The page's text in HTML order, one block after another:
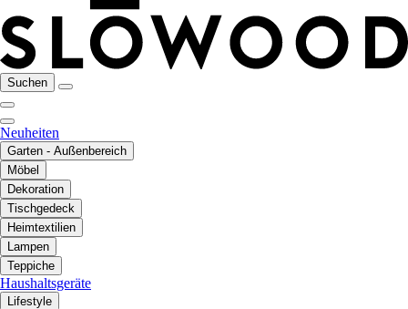
Suchen
Neuheiten
Garten - Außenbereich
Möbel
Dekoration
Tischgedeck
Heimtextilien
Lampen
Teppiche
Haushaltsgeräte
Lifestyle